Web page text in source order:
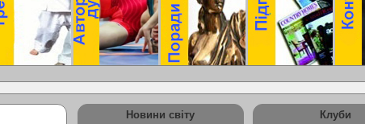
Новини світу Клуби